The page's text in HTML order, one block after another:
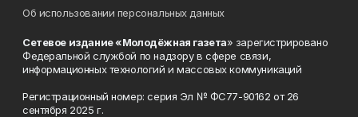
Об использовании персональных данных
Сетевое издание «Молодёжная газета» зарегистрировано
Федеральной службой по надзору в сфере связи,
информационных технологий и массовых коммуникаций
Регистрационный номер: серия Эл № ФС77-90162 от 26
сентября 2025 г.